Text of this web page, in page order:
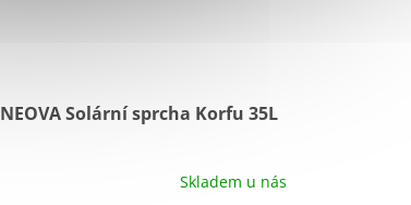
NEOVA Solární sprcha Korfu 35L
Skladem u nás